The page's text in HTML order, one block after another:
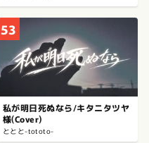
53
私が明日死ぬなら/キタニタツヤ
様(Cover)
ととと-tototo-